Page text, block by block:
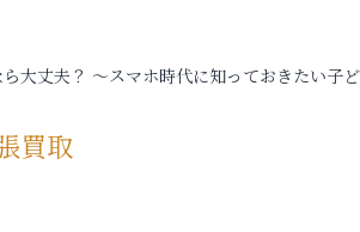
大丈夫？ ～スマホ時代に知っておきたい子
買取